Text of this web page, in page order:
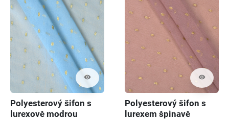
visibility
Polyesterový šifon s
lurexově modrou
visibility
Polyesterový šifon s
lurexem špinavě